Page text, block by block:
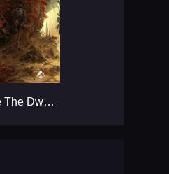
We Are The Dwarves...